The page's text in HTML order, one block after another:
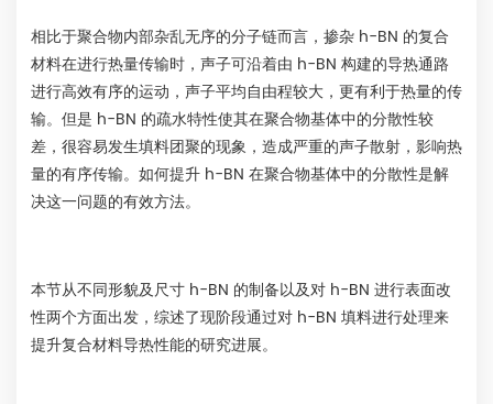
相比于聚合物内部杂乱无序的分子链而言，掺杂 h-BN 的复合
材料在进行热量传输时，声子可沿着由 h-BN 构建的导热通路
进行高效有序的运动，声子平均自由程较大，更有利于热量的传
输。但是 h-BN 的疏水特性使其在聚合物基体中的分散性较
差，很容易发生填料团聚的现象，造成严重的声子散射，影响热
量的有序传输。如何提升 h-BN 在聚合物基体中的分散性是解
决这一问题的有效方法。
本节从不同形貌及尺寸 h-BN 的制备以及对 h-BN 进行表面改
性两个方面出发，综述了现阶段通过对 h-BN 填料进行处理来
提升复合材料导热性能的研究进展。